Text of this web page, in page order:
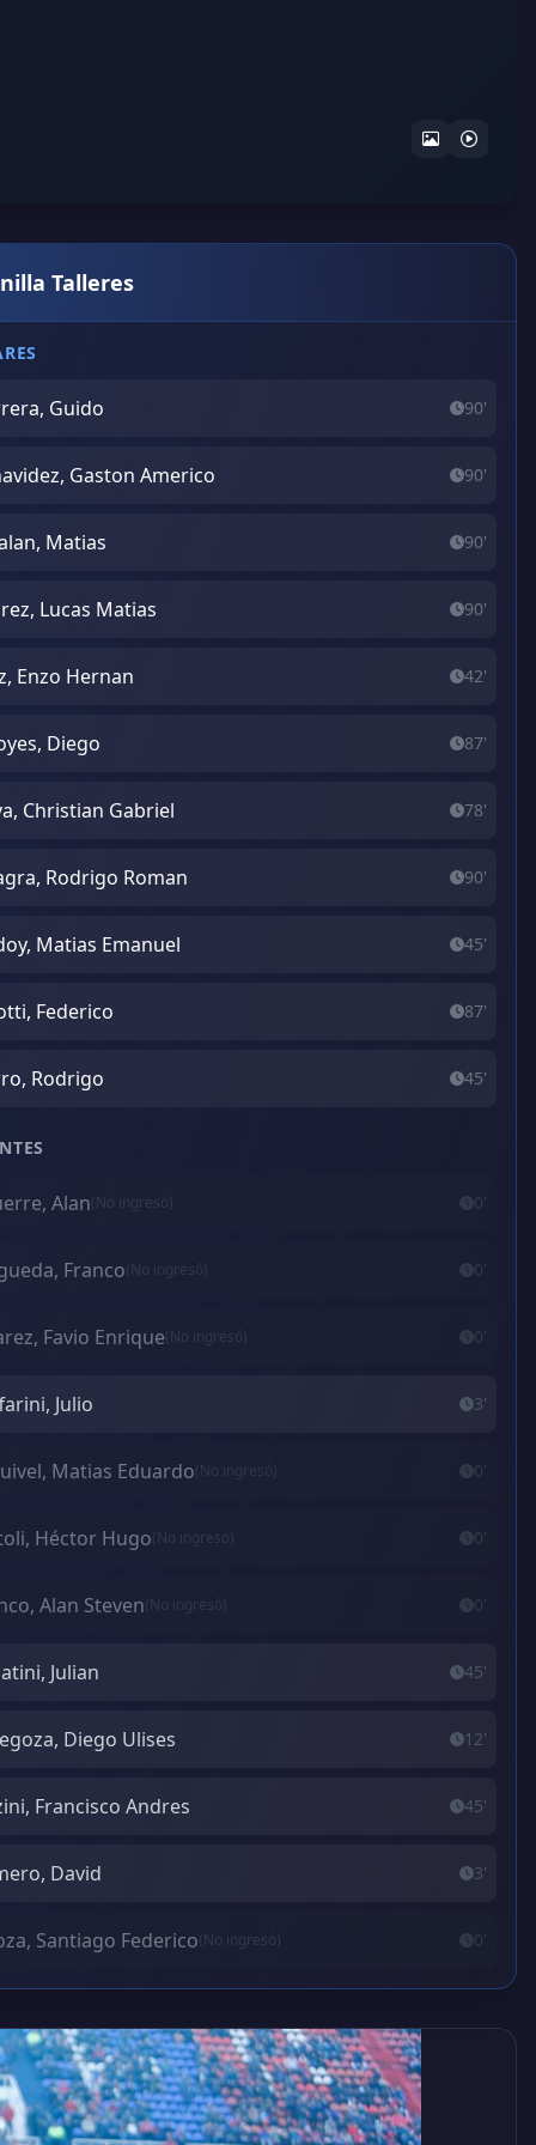
Talleres
Guido 90'
Gaston Americo 90'
Matias 90'
Lucas Matias 90'
Enzo Hernan 42'
Diego 87'
Christian Gabriel 78'
Rodrigo Roman 90'
Matias Emanuel 45'
Federico 87'
Rodrigo 45'
Alan(No ingresó) 0'
Franco(No ingresó) 0'
Favio Enrique(No ingresó) 0'
Julio 3'
Matias Eduardo(No ingresó) 0'
Héctor Hugo(No ingresó) 0'
Alan Steven(No ingresó) 0'
Julian 45'
Diego Ulises 12'
Francisco Andres 45'
David 3'
Santiago Federico(No ingresó) 0'